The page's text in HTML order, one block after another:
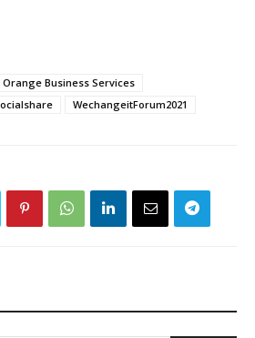
Orange Business Services
WechangeitForum2021